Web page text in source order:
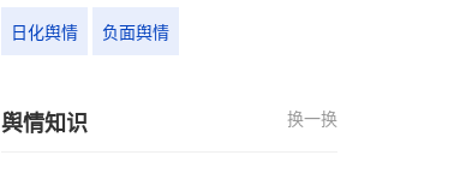
日化舆情 负面舆情
舆情知识 换一换